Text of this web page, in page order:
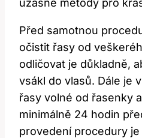
Před samotnou
očistit řasy od
odličovat je důkladně,
vsákl do vlasů. Dále je
řasy volné od řasenky
minimálně 24 hodin
provedení procedury